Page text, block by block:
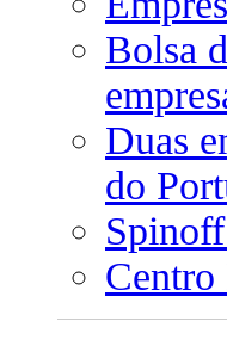
Bolsa
Duas
do
Centro